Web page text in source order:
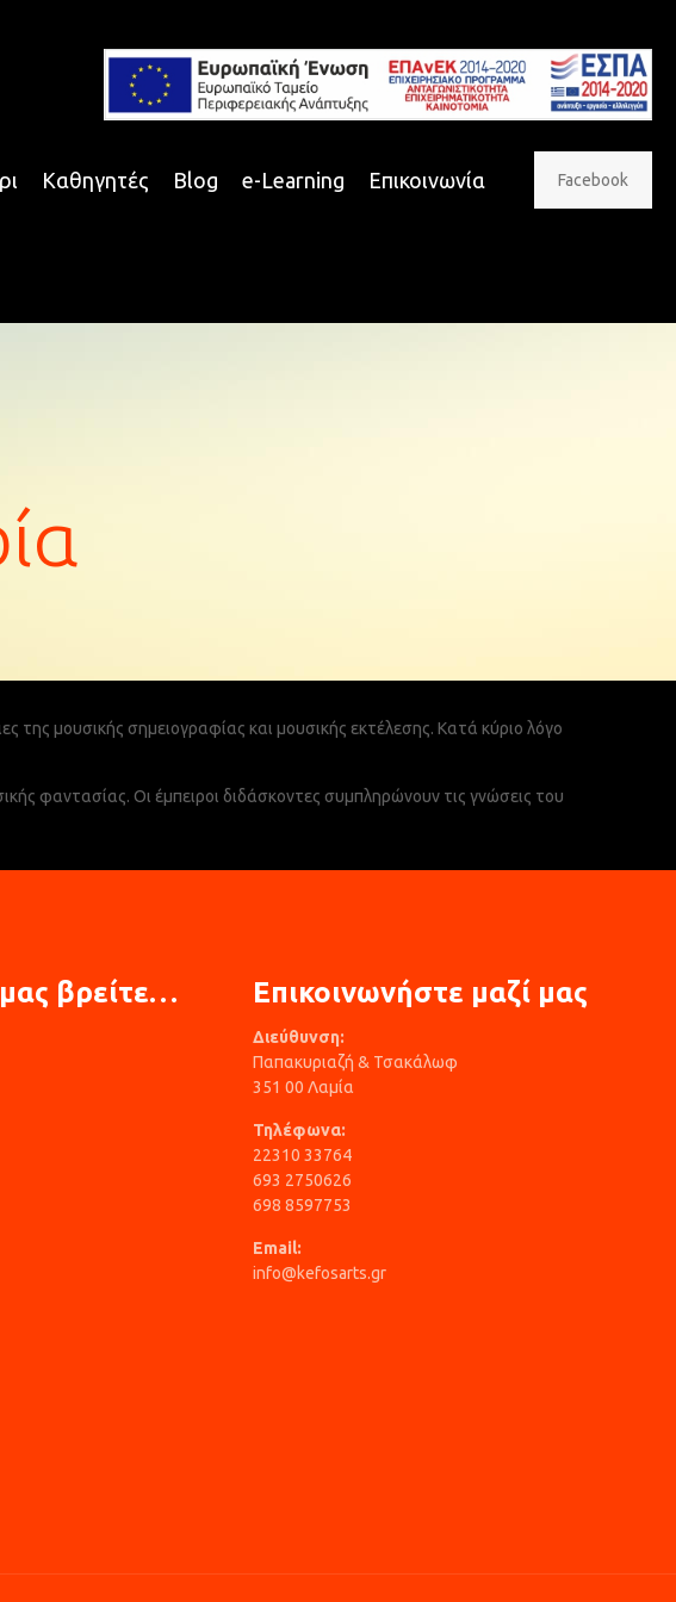
Καθηγητές Blog e-Learning Επικοινωνία Facebook
της μουσικής σημειογραφίας και μουσικής εκτέλεσης. Κατά κύριο λόγο
φαντασίας. Οι έμπειροι διδάσκοντες συμπληρώνουν τις γνώσεις του
βρείτε… Επικοινωνήστε μαζί μας
Διεύθυνση:
Παπακυριαζή & Τσακάλωφ
351 00 Λαμία
Τηλέφωνα:
22310 33764
693 2750626
698 8597753
Email:
info@kefosarts.gr